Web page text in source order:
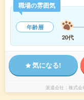
職場の雰囲気
年齢層
20代
気になる!
派遣会社 株式会